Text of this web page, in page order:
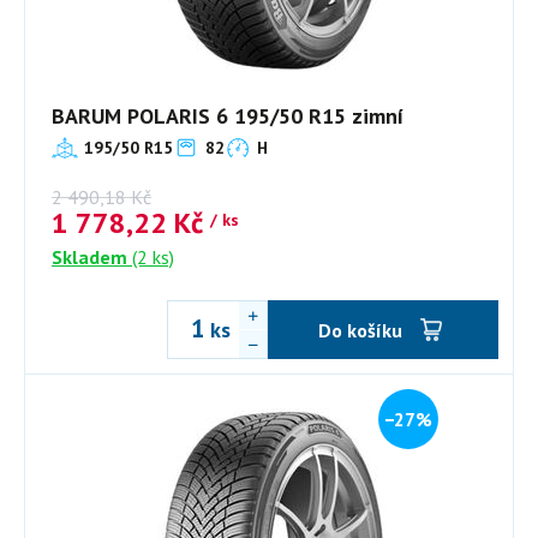
BARUM POLARIS 6 195/50 R15 zimní
195/50 R15 82 H
2 490,18 Kč
1 778,22 Kč / ks
Skladem (2 ks)
ks Do košíku
−27%